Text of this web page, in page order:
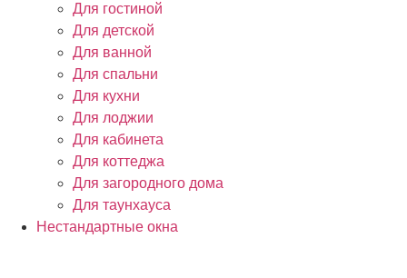
Для гостиной
Для детской
Для ванной
Для спальни
Для кухни
Для лоджии
Для кабинета
Для коттеджа
Для загородного дома
Для таунхауса
Нестандартные окна